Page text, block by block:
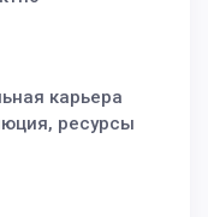
карьера
ресурсы